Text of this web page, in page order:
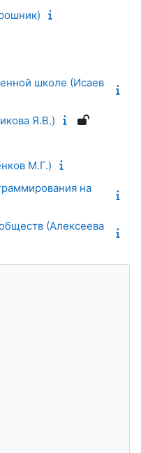
школе (Исаев
Я.В.)
М.Г.)
на
(Алексеева